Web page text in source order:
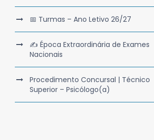
📅 Turmas – Ano Letivo 26/27
✍️ Época Extraordinária de Exames
Nacionais
Procedimento Concursal | Técnico
Superior – Psicólogo(a)